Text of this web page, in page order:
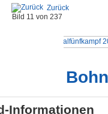
Zurück
Bild 11 von 237
Informationen